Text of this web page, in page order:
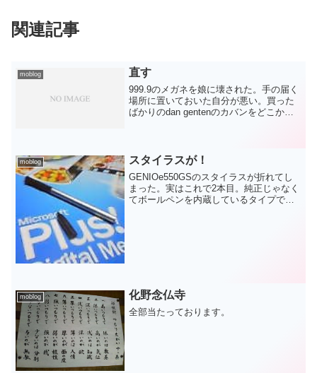
関連記事
moblog 直す
999.9のメガネを娘に壊された。手の届く
場所に置いておいた自分が悪い。買った
ばかりのdan gentenのカバンをどこかに
いう...
moblog スタイラスが！
GENIOe550GSのスタイラスが折れてし
まった。実はこれで2本目。純正じゃなく
てボールペンを内蔵しているタイプでい
moblog 化野念仏寺
全部当たっております。